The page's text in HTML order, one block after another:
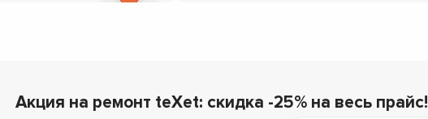
Акция на ремонт teXet: скидка -25% на весь прайс!